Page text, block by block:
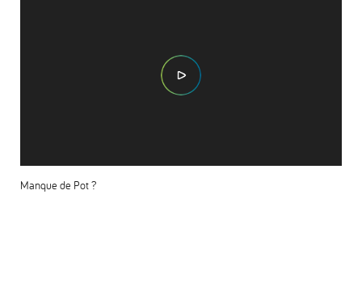
Manque de Pot ?